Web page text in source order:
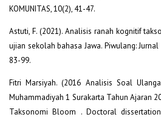
KOMUNITAS, 10(2), 41-47.
Astuti, F. (2021). Analisis ranah kognitif
ujian sekolah bahasa Jawa. Piwulang:
83-99.
Fitri Marsiyah. (2016 Analisis Soal
Muhammadiyah 1 Surakarta Tahun Ajaran
Taksonomi Bloom . Doctoral